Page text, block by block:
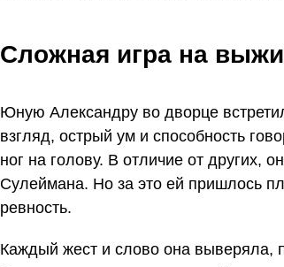
Сложная игра на
Юную Александру во дворце
взгляд, острый ум и способность
ног на голову. В отличие от других,
Сулеймана. Но за это ей пришлось
ревность.
Каждый жест и слово она выверяла,